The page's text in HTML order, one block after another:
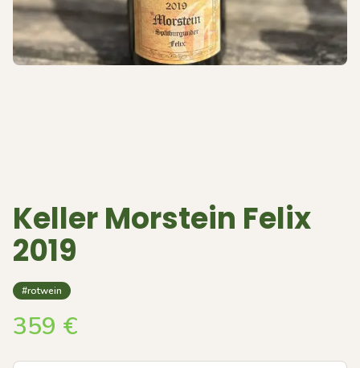
Keller Morstein Felix
2019
#rotwein
359 €